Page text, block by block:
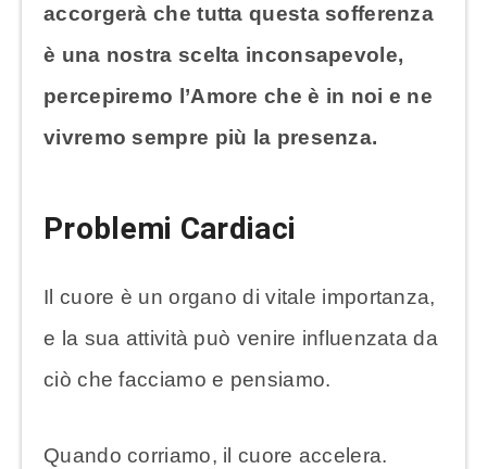
accorgerà che tutta questa sofferenza
è una nostra scelta inconsapevole,
percepiremo l’Amore che è in noi e ne
vivremo sempre più la presenza.
Problemi Cardiaci
Il cuore è un organo di vitale importanza,
e la sua attività può venire influenzata da
ciò che facciamo e pensiamo.
Quando corriamo, il cuore accelera.